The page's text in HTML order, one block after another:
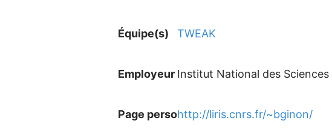
Équipe(s) TWEAK
Employeur Institut National des Sciences
Page persohttp://liris.cnrs.fr/~bginon/